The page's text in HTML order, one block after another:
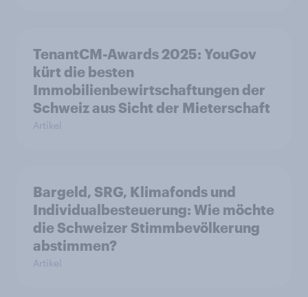
TenantCM-Awards 2025: YouGov
kürt die besten
Immobilienbewirtschaftungen der
Schweiz aus Sicht der Mieterschaft
Artikel
Bargeld, SRG, Klimafonds und
Individualbesteuerung: Wie möchte
die Schweizer Stimmbevölkerung
abstimmen?
Artikel